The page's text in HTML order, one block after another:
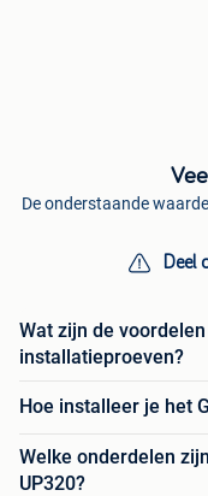
De onderstaande
Deel
Wat zijn de
installatieproeven?
Hoe installeer je het
Welke onderdelen
UP320?